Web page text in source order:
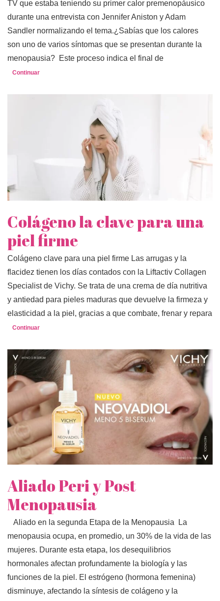
TV que estaba teniendo su primer calor premenopáusico
durante una entrevista con Jennifer Aniston y Adam
Sandler normalizando el tema.¿Sabías que los calores
son uno de varios síntomas que se presentan durante la
menopausia? Este proceso indica el final de
Continuar
Colágeno la clave para una
piel firme
Colágeno clave para una piel firme Las arrugas y la
flacidez tienen los días contados con la Liftactiv Collagen
Specialist de Vichy. Se trata de una crema de día nutritiva
y antiedad para pieles maduras que devuelve la firmeza y
elasticidad a la piel, gracias a que combate, frenar y repara
Continuar
Aliado Peri y Post
Menopausia
Aliado en la segunda Etapa de la Menopausia La
menopausia ocupa, en promedio, un 30% de la vida de las
mujeres. Durante esta etapa, los desequilibrios
hormonales afectan profundamente la biología y las
funciones de la piel. El estrógeno (hormona femenina)
disminuye, afectando la síntesis de colágeno y la